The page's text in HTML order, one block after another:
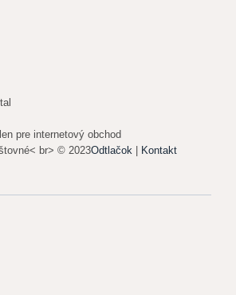
pre internetový obchod
br> © 2023Odtlačok | Kontakt